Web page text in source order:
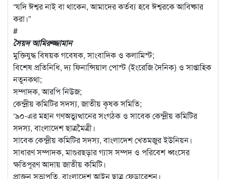
“যদি ঈশ্বর নাই বা থাকেন, আমাদের কর্তব্য হবে ঈশ্বরকে আবিষ্কার
করা।”
#
সৈয়দ আমিরুজ্জামান
মুক্তিযুদ্ধ বিষয়ক গবেষক, সাংবাদিক ও কলামিস্ট;
বিশেষ প্রতিনিধি, দ্য ফিনান্সিয়াল পোস্ট (ইংরেজি দৈনিক) ও সাপ্তাহিক
নতুনকথা;
সম্পাদক, আরপি নিউজ;
কেন্দ্রীয় কমিটির সদস্য, জাতীয় কৃষক সমিতি;
‘৯০-এর মহান গণঅভ্যুত্থানের সংগঠক ও সাবেক কেন্দ্রীয় কমিটির
সদস্য, বাংলাদেশ ছাত্রমৈত্রী।
সাবেক কেন্দ্রীয় কমিটির সদস্য, বাংলাদেশ খেতমজুর ইউনিয়ন।
সাধারণ সম্পাদক, মাগুরছড়ার গ্যাস সম্পদ ও পরিবেশ ধ্বংসের
ক্ষতিপূরণ আদায় জাতীয় কমিটি।
প্রাক্তন সভাপতি, বাংলাদেশ আইন ছাত্র ফেডারেশন।